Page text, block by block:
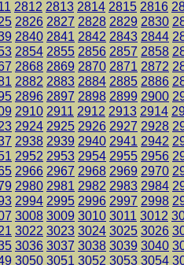
2812 2813 2814 2815 2816
2826 2827 2828 2829 2830
2840 2841 2842 2843 2844
2854 2855 2856 2857 2858
2868 2869 2870 2871 2872
2882 2883 2884 2885 2886
2896 2897 2898 2899 2900
2910 2911 2912 2913 2914
2924 2925 2926 2927 2928
2938 2939 2940 2941 2942
2952 2953 2954 2955 2956
2966 2967 2968 2969 2970
2980 2981 2982 2983 2984
2994 2995 2996 2997 2998
3008 3009 3010 3011 3012
3022 3023 3024 3025 3026
3036 3037 3038 3039 3040
3050 3051 3052 3053 3054